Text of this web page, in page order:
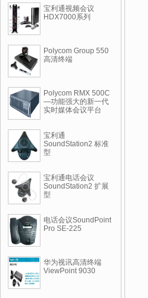
宝利通视频会议
HDX7000系列
Polycom Group 550
高清终端
Polycom RMX 500C
—功能强大的新一代
实时媒体会议平台
宝利通
SoundStation2 标准
型
宝利通电话会议
SoundStation2 扩展
型
电话会议SoundPoint
Pro SE-225
华为视讯高清终端
ViewPoint 9030